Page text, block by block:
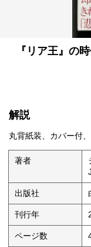
『リア王』の
解説
丸背紙装、カバー付
著者
出版社
刊行年
ページ数